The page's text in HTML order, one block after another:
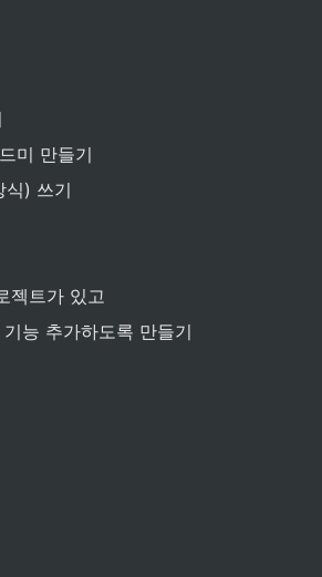
미 만들기
식) 쓰기
젝트가 있고
능 추가하도록 만들기